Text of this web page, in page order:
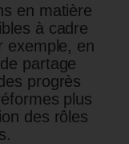
en matière
à cadre
exemple, en
partage
progrès
plus
des rôles